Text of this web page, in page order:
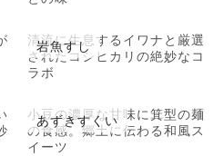
岩魚すし
清流に生息するイワナと厳選
されたコシヒカリの絶妙なコ
ラボ
あずきすくい
小豆の濃厚な甘味に箕型の麺
の食感。郷土に伝わる和風ス
イーツ